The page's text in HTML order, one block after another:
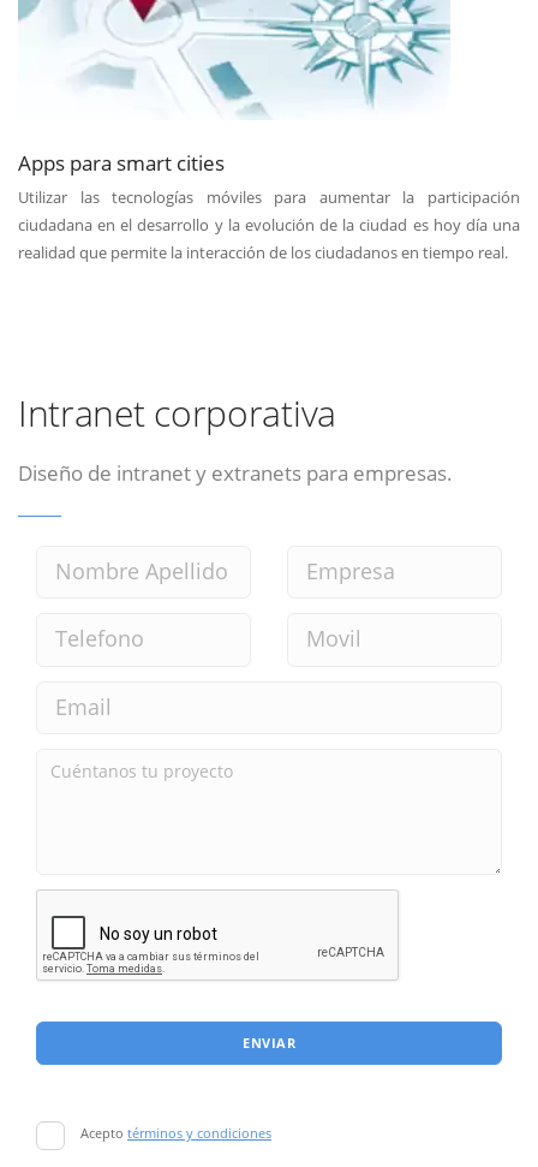
Apps para smart cities
Utilizar las tecnologías móviles para aumentar la participación
ciudadana en el desarrollo y la evolución de la ciudad es hoy día una
realidad que permite la interacción de los ciudadanos en tiempo real.
Intranet corporativa
Diseño de intranet y extranets para empresas.
ENVIAR
Acepto términos y condiciones